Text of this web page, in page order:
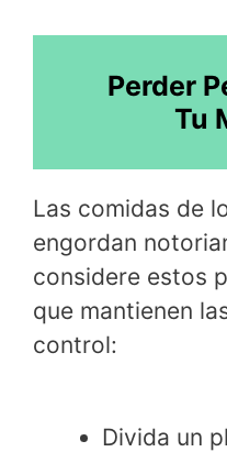
Perder
Tu
Las comidas de
engordan
considere estos
que mantienen
control:
Divida un